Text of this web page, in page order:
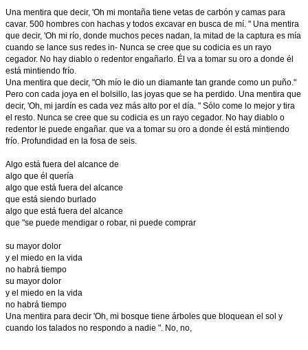
Una mentira que decir, 'Oh mi montaña tiene vetas de carbón y camas para
cavar. 500 hombres con hachas y todos excavar en busca de mí. " Una mentira
que decir, 'Oh mi río, donde muchos peces nadan, la mitad de la captura es mía
cuando se lance sus redes in- Nunca se cree que su codicia es un rayo
cegador. No hay diablo o redentor engañarlo. Él va a tomar su oro a donde él
está mintiendo frío.
Una mentira que decir, "Oh mío le dio un diamante tan grande como un puño."
Pero con cada joya en el bolsillo, las joyas que se ha perdido. Una mentira que
decir, 'Oh, mi jardín es cada vez más alto por el día. " Sólo come lo mejor y tira
el resto. Nunca se cree que su codicia es un rayo cegador. No hay diablo o
redentor le puede engañar. que va a tomar su oro a donde él está mintiendo
frío. Profundidad en la fosa de seis.
Algo está fuera del alcance de
algo que él quería
algo que está fuera del alcance
que está siendo burlado
algo que está fuera del alcance
que "se puede mendigar o robar, ni puede comprar
su mayor dolor
y el miedo en la vida
no habrá tiempo
su mayor dolor
y el miedo en la vida
no habrá tiempo
Una mentira para decir 'Oh, mi bosque tiene árboles que bloquean el sol y
cuando los talados no respondo a nadie ". No, no,